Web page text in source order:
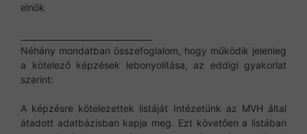
elnök
Néhány mondatban összefoglalom, hogy működik jelenleg
a kötelező képzések lebonyolítása, az eddigi gyakorlat
szerint:
A képzésre kötelezettek listáját Intézetünk az MVH által
átadott adatbázisban kapja meg. Ezt követően a listában